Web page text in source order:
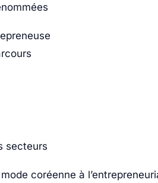
secteurs
coréenne à